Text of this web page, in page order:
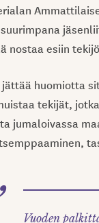
suurimpana
nostaa esiin
jättää huomiotta
tekijät,
jumaloivassa
Vuoden